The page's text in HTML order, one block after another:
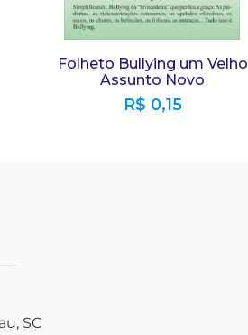
Folheto Bullying um Velho
Assunto Novo
R$ 0,15
SC